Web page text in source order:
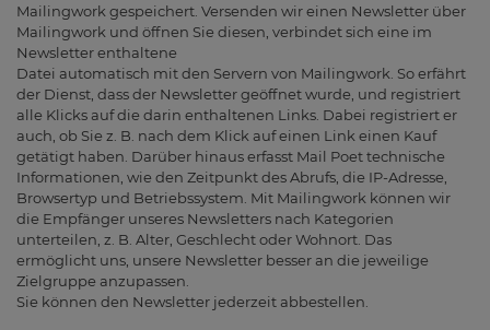
Mailingwork gespeichert. Versenden wir einen Newsletter über
Mailingwork und öffnen Sie diesen, verbindet sich eine im
Newsletter enthaltene
Datei automatisch mit den Servern von Mailingwork. So erfährt
der Dienst, dass der Newsletter geöffnet wurde, und registriert
alle Klicks auf die darin enthaltenen Links. Dabei registriert er
auch, ob Sie z. B. nach dem Klick auf einen Link einen Kauf
getätigt haben. Darüber hinaus erfasst Mail Poet technische
Informationen, wie den Zeitpunkt des Abrufs, die IP-Adresse,
Browsertyp und Betriebssystem. Mit Mailingwork können wir
die Empfänger unseres Newsletters nach Kategorien
unterteilen, z. B. Alter, Geschlecht oder Wohnort. Das
ermöglicht uns, unsere Newsletter besser an die jeweilige
Zielgruppe anzupassen.
Sie können den Newsletter jederzeit abbestellen.